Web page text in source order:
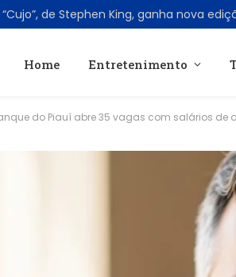
Home Entretenimento
do Piauí abre 35 vagas com salários de